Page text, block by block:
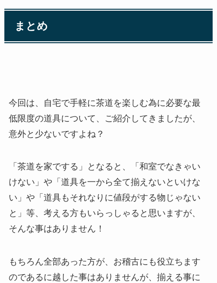
まとめ
今回は、自宅で手軽に茶道を楽しむ為に必要な最
低限度の道具について、ご紹介してきましたが、
意外と少ないですよね？
「茶道を家でする」となると、「和室でなきゃい
けない」や「道具を一から全て揃えないといけな
い」や「道具もそれなりに値段がする物じゃない
と」等、考える方もいらっしゃると思いますが、
そんな事はありません！
もちろん全部あった方が、お稽古にも役立ちます
のであるに越した事はありませんが、揃える事に